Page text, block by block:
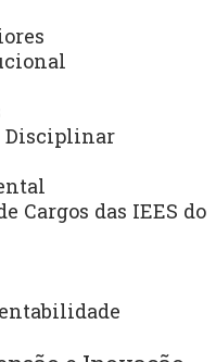
Disciplinar
Cargos das IEES do
Sustentável
11 DE ABRIL DE 2025